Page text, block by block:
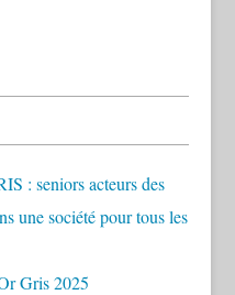
: seniors acteurs des
une société pour tous les
Gris 2025